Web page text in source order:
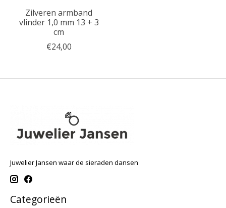
Zilveren armband
vlinder 1,0 mm 13 + 3
cm
€24,00
Juwelier Jansen waar de sieraden dansen
Categorieën